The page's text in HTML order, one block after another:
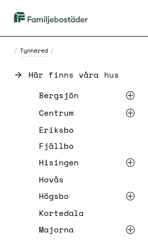
Familjebostäder
i
Göteborg
/ Tynnered /
Här finns våra hus
List of links on the page
Bergsjön
Centrum
Eriksbo
Fjällbo
Hisingen
Hovås
Högsbo
Kortedala
Majorna